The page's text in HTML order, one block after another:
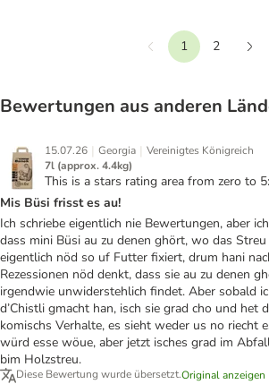
Vorherige
1
2
Bewertungen aus anderen
15.07.26 | Georgia | Vereinigtes Königreich
7l (approx. 4.4kg)
This is a stars rating area from zero to
Mis Büsi frisst es au!
Ich schriebe eigentlich nie Bewertungen, aber
dass mini Büsi au zu denen ghört, wo das
eigentlich nöd so uf Futter fixiert, drum hani
Rezessionen nöd denkt, dass sie au zu denen
irgendwie unwiderstehlich findet. Aber sobald
d’Chistli gmacht han, isch sie grad cho und het
komischs Verhalte, es sieht weder us no riecht
würd esse wöue, aber jetzt isches grad im
bim Holzstreu.
Diese Bewertung wurde übersetzt.Original anzeigen